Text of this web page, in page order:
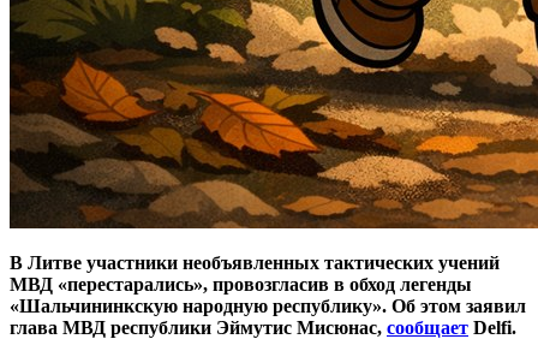
В Литве участники необъявленных тактических учений
МВД «перестарались», провозгласив в обход легенды
«Шальчининкскую народную республику». Об этом заявил
глава МВД республики Эймутис Мисюнас, сообщает Delfi.